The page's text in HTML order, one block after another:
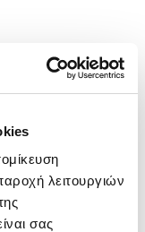
λειτουργιών
σας